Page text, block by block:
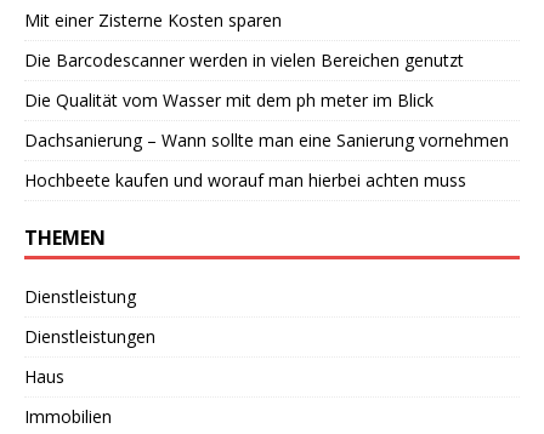
Mit einer Zisterne Kosten sparen
Die Barcodescanner werden in vielen Bereichen genutzt
Die Qualität vom Wasser mit dem ph meter im Blick
Dachsanierung – Wann sollte man eine Sanierung vornehmen
Hochbeete kaufen und worauf man hierbei achten muss
THEMEN
Dienstleistung
Dienstleistungen
Haus
Immobilien